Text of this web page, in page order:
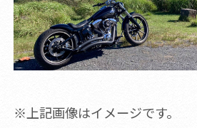
※上記画像はイメージです。